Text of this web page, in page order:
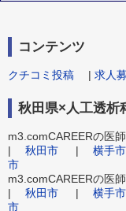
コンテンツ
クチコミ投稿 | 求人
秋田県×人工透析
m3.comCAREERの医
| 秋田市 | 横手市
市
m3.comCAREERの医
| 秋田市 | 横手市
市